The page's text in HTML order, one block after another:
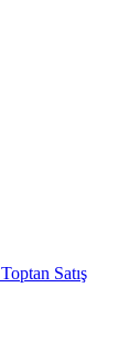
Toptan Satış